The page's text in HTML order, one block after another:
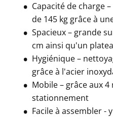
Capacité de charge
de 145 kg grâce à
Spacieux – grande
cm ainsi qu'un
Hygiénique –
grâce à l'acier
Mobile – grâce aux
stationnement
Facile à assembler -